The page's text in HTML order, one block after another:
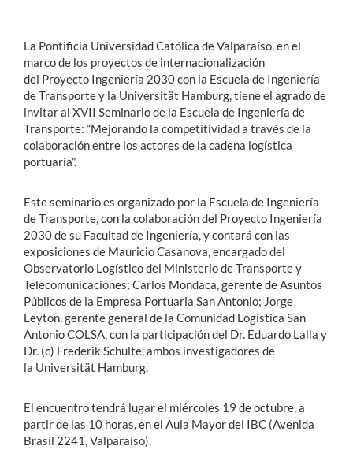
English
La Pontificia Universidad Católica de Valparaíso, en el
marco de los proyectos de internacionalización
del Proyecto Ingeniería 2030 con la Escuela de Ingeniería
de Transporte y la Universität Hamburg, tiene el agrado de
invitar al XVII Seminario de la Escuela de Ingeniería de
Transporte: “Mejorando la competitividad a través de la
colaboración entre los actores de la cadena logística
portuaria”.
Este seminario es organizado por la Escuela de Ingeniería
de Transporte, con la colaboración del Proyecto Ingeniería
2030 de su Facultad de Ingeniería, y contará con las
exposiciones de Mauricio Casanova, encargado del
Observatorio Logístico del Ministerio de Transporte y
Telecomunicaciones; Carlos Mondaca, gerente de Asuntos
Públicos de la Empresa Portuaria San Antonio; Jorge
Leyton, gerente general de la Comunidad Logística San
Antonio COLSA, con la participación del Dr. Eduardo Lalla y
Dr. (c) Frederik Schulte, ambos investigadores de
la Universität Hamburg.
El encuentro tendrá lugar el miércoles 19 de octubre, a
partir de las 10 horas, en el Aula Mayor del IBC (Avenida
Brasil 2241, Valparaíso).